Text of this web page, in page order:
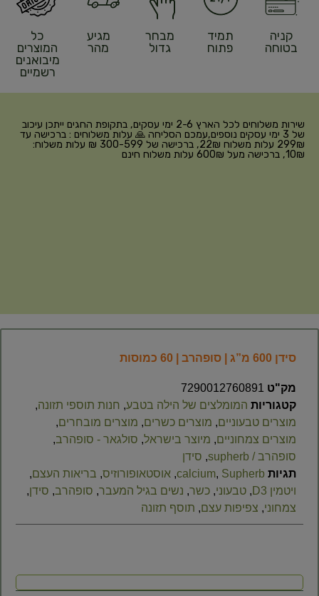
קניה
בטוחה
תמיד
פתוח
מבחר
גדול
מגיע
מהר
כל
המוצרים
מיבואנים
רשמיים
שירות משלוחים לכל הארץ 2-6 ימי עסקים, בתקופת החגים ייתכן עיכוב
של 3 ימי עסקים נוספים,עמכם הסליחה 🙏 עלות משלוחים : ברכישה עד
299₪ עלות משלוח 22₪, ברכישה של 300-599 ₪ עלות משלוח:
10₪, ברכישה מעל 600₪ עלות משלוח חינם
סידן 600 מ”ג | סופהרב | 60 כמוסות
מק"ט 7290012760891
קטגוריות המומלצים של הילה בטבע, חנות תוספי תזונה,
מוצרים טבעוניים, מוצרים כשרים, מוצרים מובחרים,
מוצרים צמחוניים, מיוצר בישראל, סולגאר - סופהרב,
סופהרב / supherb
, סידן
תגיות
calcium, Supherb
, אוסטאופורוזיס, בריאות העצם,
ויטמין D3
, טבעוני, כשר, נשים בגיל המעבר, סופהרב, סידן,
צמחוני, צפיפות עצם​, תוסף תזונה